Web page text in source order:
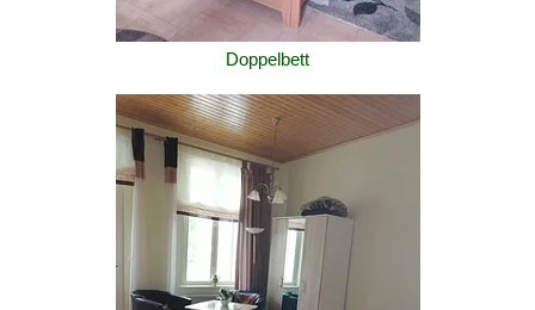
Doppelbett